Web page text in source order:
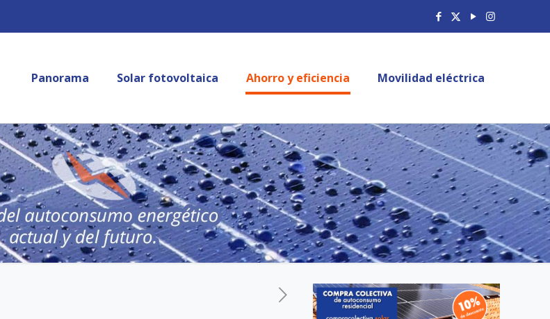
Panorama Solar fotovoltaica Ahorro y eficiencia Movilidad eléctrica